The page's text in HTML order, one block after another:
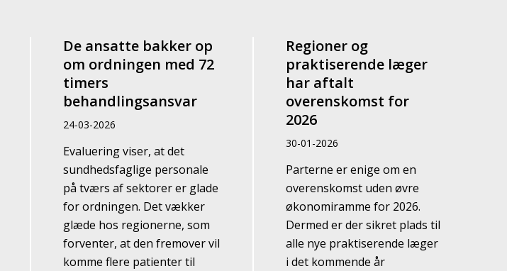
De ansatte bakker op
om ordningen med 72
timers
behandlingsansvar
24-03-2026
Evaluering viser, at det
sundhedsfaglige personale
på tværs af sektorer er glade
for ordningen. Det vækker
glæde hos regionerne, som
forventer, at den fremover vil
komme flere patienter til
Regioner og
praktiserende læger
har aftalt
overenskomst for
2026
30-01-2026
Parterne er enige om en
overenskomst uden øvre
økonomiramme for 2026.
Dermed er der sikret plads til
alle nye praktiserende læger
i det kommende år